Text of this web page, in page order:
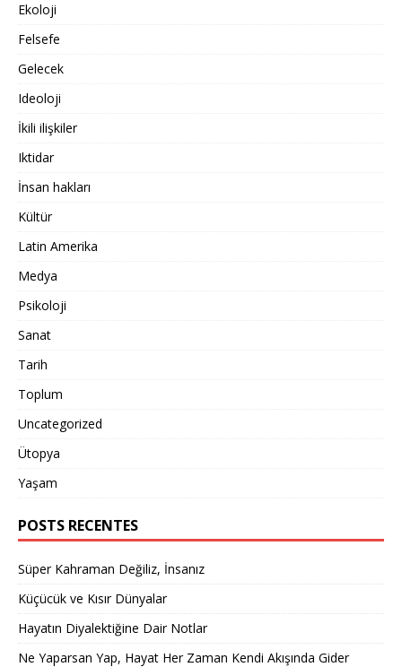
Ekoloji
Felsefe
Gelecek
Ideoloji
İkili ilişkiler
Iktidar
İnsan hakları
Kültür
Latin Amerika
Medya
Psikoloji
Sanat
Tarih
Toplum
Uncategorized
Ütopya
Yaşam
POSTS RECENTES
Süper Kahraman Değiliz, İnsanız
Küçücük ve Kısır Dünyalar
Hayatın Diyalektiğine Dair Notlar
Ne Yaparsan Yap, Hayat Her Zaman Kendi Akışında Gider